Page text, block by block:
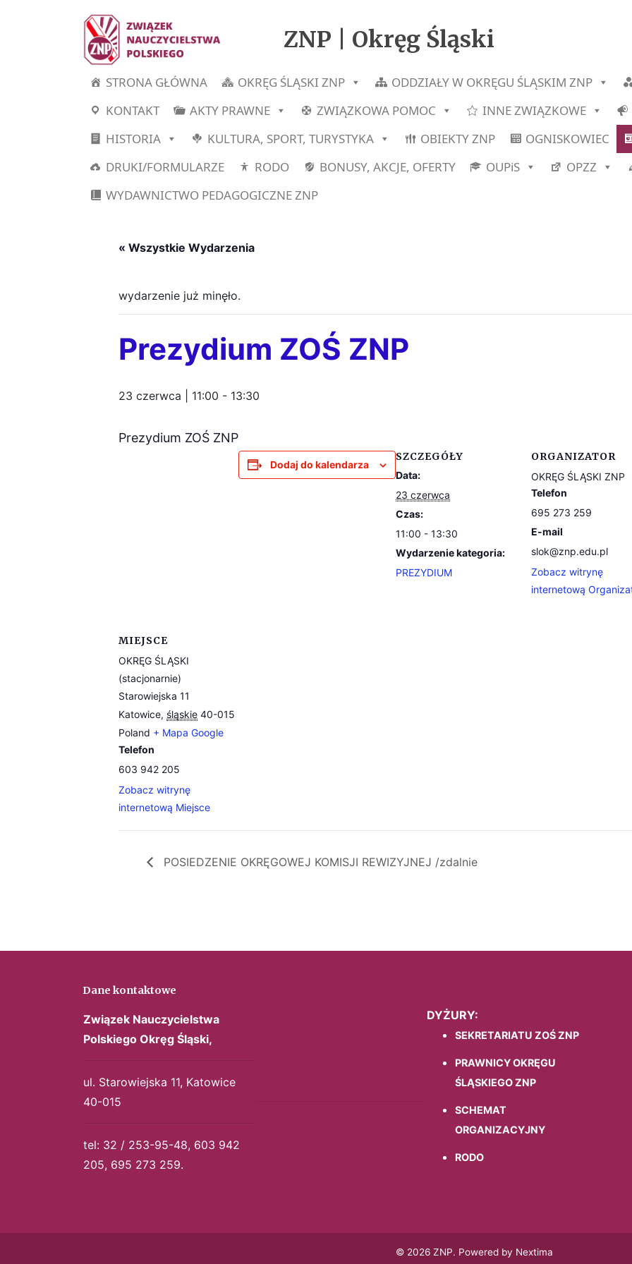
ZNP | Okręg Śląski
STRONA GŁÓWNA OKRĘG ŚLĄSKI ZNP
ODDZIAŁY W OKRĘGU ŚLĄSKIM ZNP
KONTAKT
AKTY PRAWNE ZWIĄZKOWA POMOC
INNE ZWIĄZKOWE
HISTORIA
KULTURA, SPORT, TURYSTYKA OBIEKTY ZNP
OGNISKOWIEC
DRUKI/FORMULARZE
RODO BONUSY, AKCJE, OFERTY OUPiS
OPZZ
WYDAWNICTWO PEDAGOGICZNE ZNP
« Wszystkie Wydarzenia
wydarzenie już minęło.
Prezydium ZOŚ ZNP
23 czerwca | 11:00 - 13:30
Prezydium ZOŚ ZNP
Dodaj do kalendarza
SZCZEGÓŁY
Data:
23 czerwca
Czas:
11:00 - 13:30
Wydarzenie kategoria:
PREZYDIUM
ORGANIZATOR
OKRĘG ŚLĄSKI ZNP
Telefon
695 273 259
E-mail
slok@znp.edu.pl
Zobacz witrynę
internetową
MIEJSCE
OKRĘG ŚLĄSKI
(stacjonarnie)
Starowiejska 11
Katowice, śląskie 40-015
Poland + Mapa Google
Telefon
603 942 205
Zobacz witrynę
internetową Miejsce
POSIEDZENIE OKRĘGOWEJ KOMISJI REWIZYJNEJ /zdalnie
Dane kontaktowe
Związek Nauczycielstwa
Polskiego Okręg Śląski,
ul. Starowiejska 11, Katowice
40-015
tel: 32 / 253-95-48, 603 942
205, 695 273 259.
DYŻURY:
SEKRETARIATU ZOŚ ZNP
PRAWNICY OKRĘGU
ŚLĄSKIEGO ZNP
SCHEMAT
ORGANIZACYJNY
RODO
© 2026 ZNP. Powered by Nextima